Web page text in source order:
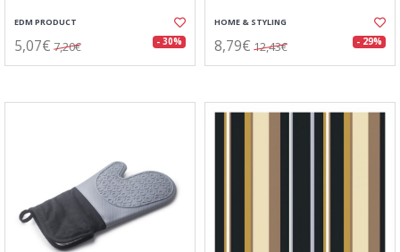
EDM PRODUCT
5,07€ 7,20€ - 30%
HOME & STYLING
8,79€ 12,43€ - 29%